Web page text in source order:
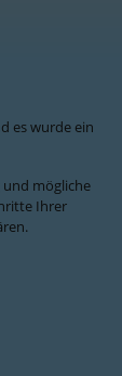
es wurde ein
mögliche
Ihrer